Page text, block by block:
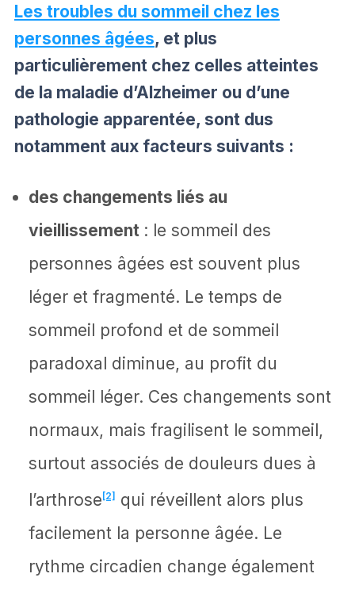
Les troubles du sommeil chez les
personnes âgées, et plus
particulièrement chez celles atteintes
de la maladie d’Alzheimer ou d’une
pathologie apparentée, sont dus
notamment aux facteurs suivants :
des changements liés au
vieillissement : le sommeil des
personnes âgées est souvent plus
léger et fragmenté. Le temps de
sommeil profond et de sommeil
paradoxal diminue, au profit du
sommeil léger. Ces changements sont
normaux, mais fragilisent le sommeil,
surtout associés de douleurs dues à
l’arthrose [2]
qui réveillent alors plus
facilement la personne âgée. Le
rythme circadien change également